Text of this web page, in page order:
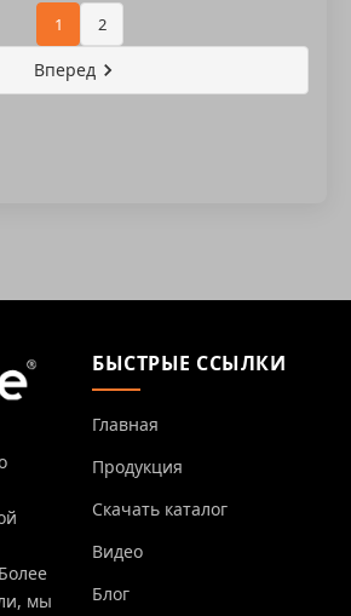
1 2
Вперед
мы
БЫСТРЫЕ ССЫЛКИ
Главная
Продукция
Скачать каталог
Видео
Блог